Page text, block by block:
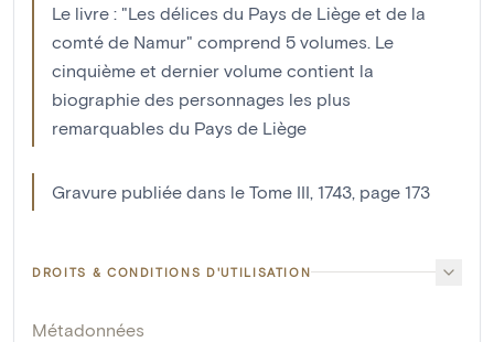
Le livre : "Les délices du Pays de Liège et de la
comté de Namur" comprend 5 volumes. Le
cinquième et dernier volume contient la
biographie des personnages les plus
remarquables du Pays de Liège
Gravure publiée dans le Tome III, 1743, page 173
DROITS & CONDITIONS D'UTILISATION
Métadonnées